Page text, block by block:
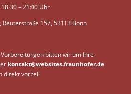
– 21:00 Uhr
Reuterstraße 157, 53113 Bonn
bitten wir um Ihre
kontakt@websites.fraunhofer.de
direkt vorbei!